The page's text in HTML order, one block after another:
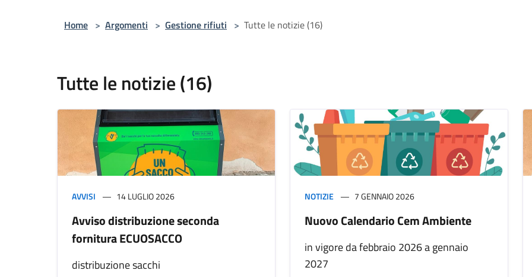
Home > Argomenti > Gestione rifiuti > Tutte le notizie (16)
Tutte le notizie (16)
AVVISI 14 LUGLIO 2026
Avviso distribuzione seconda
fornitura ECUOSACCO
distribuzione sacchi
NOTIZIE 7 GENNAIO 2026
Nuovo Calendario Cem Ambiente
in vigore da febbraio 2026 a gennaio
2027